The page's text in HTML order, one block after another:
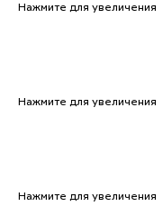
Нажмите для увеличения
Нажмите для увеличения
Нажмите для увеличения